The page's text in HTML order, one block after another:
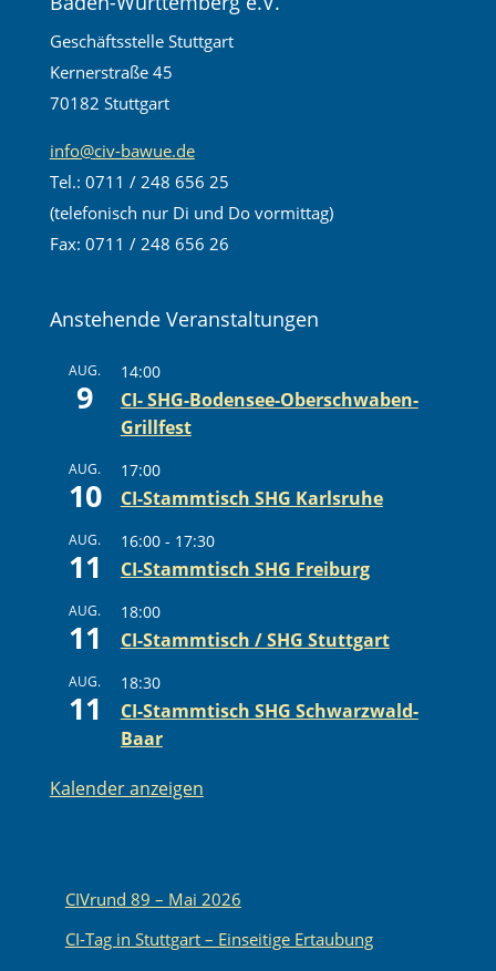
Geschäftsstelle Stuttgart
Kernerstraße 45
70182 Stuttgart
info@civ-bawue.de
Tel.: 0711 / 248 656 25
(telefonisch nur Di und Do vormittag)
Fax: 0711 / 248 656 26
Anstehende Veranstaltungen
AUG.
9
14:00
CI- SHG-Bodensee-Oberschwaben-
Grillfest
AUG.
10
17:00
CI-Stammtisch SHG Karlsruhe
AUG.
11
16:00- 17:30
CI-Stammtisch SHG Freiburg
AUG.
11
18:00
CI-Stammtisch / SHG Stuttgart
AUG.
11
18:30
CI-Stammtisch SHG Schwarzwald-
Baar
Kalender anzeigen
CIVrund 89 – Mai 2026
CI-Tag in Stuttgart – Einseitige Ertaubung